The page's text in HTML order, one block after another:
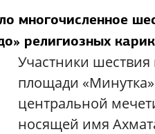
многочисленное
религиозных
Участники
площади
центральной
носящей имя